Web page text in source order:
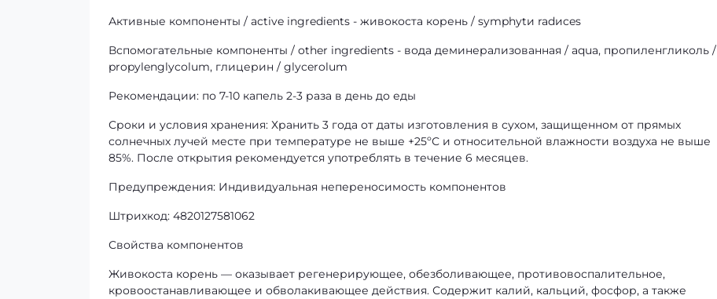
Активные компоненты / active ingredients - живокоста корень / symphytи radиces
Вспомогательные компоненты / other ingredients - вода деминерализованная / aqua, пропиленгликоль /
propylenglycolum, глицерин / glycerolum
Рекомендации: по 7-10 капель 2-3 раза в день до еды
Сроки и условия хранения: Хранить 3 года от даты изготовления в сухом, защищенном от прямых
солнечных лучей месте при температуре не выше +25ºС и относительной влажности воздуха не выше
85%. После открытия рекомендуется употреблять в течение 6 месяцев.
Предупреждения: Индивидуальная непереносимость компонентов
Штрихкод: 4820127581062
Свойства компонентов
Живокоста корень — оказывает регенерирующее, обезболивающее, противовоспалительное,
кровоостанавливающее и обволакивающее действия. Содержит калий, кальций, фосфор, а также